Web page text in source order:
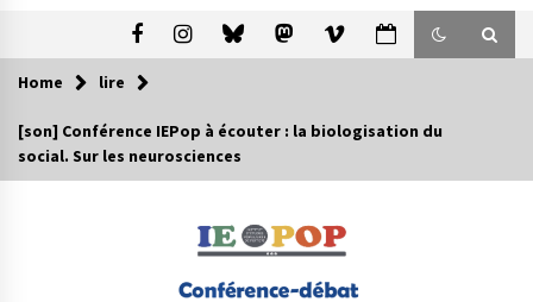
Home lire
[son] Conférence IEPop à écouter : la biologisation du
social. Sur les neurosciences